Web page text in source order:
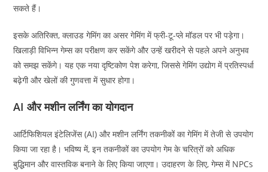
सकते हैं।
इसके अतिरिक्त, क्लाउड गेमिंग का असर गेमिंग में फ्री-टू-प्ले मॉडल पर भी पड़ेगा।
खिलाड़ी विभिन्न गेम्स का परीक्षण कर सकेंगे और उन्हें खरीदने से पहले अपने अनुभव
को समझ सकेंगे। यह एक नया दृष्टिकोण पेश करेगा, जिससे गेमिंग उद्योग में प्रतिस्पर्धा
बढ़ेगी और खेलों की गुणवत्ता में सुधार होगा।
AI और मशीन लर्निंग का योगदान
आर्टिफिशियल इंटेलिजेंस (AI) और मशीन लर्निंग तकनीकों का गेमिंग में तेजी से उपयोग
किया जा रहा है। भविष्य में, इन तकनीकों का उपयोग गेम के चरित्रों को अधिक
बुद्धिमान और वास्तविक बनाने के लिए किया जाएगा। उदाहरण के लिए, गेम्स में NPCs